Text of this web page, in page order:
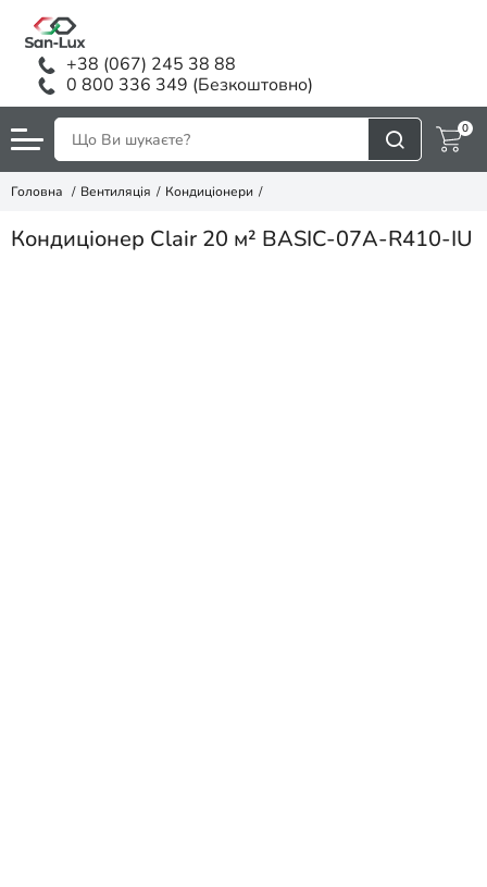
+38 (067) 245 38 88
0 800 336 349 (Безкоштовно)
0
Головна Вентиляція Кондиціонери
Кондиціонер Clair 20 м² BASIC-07A-R410-IU